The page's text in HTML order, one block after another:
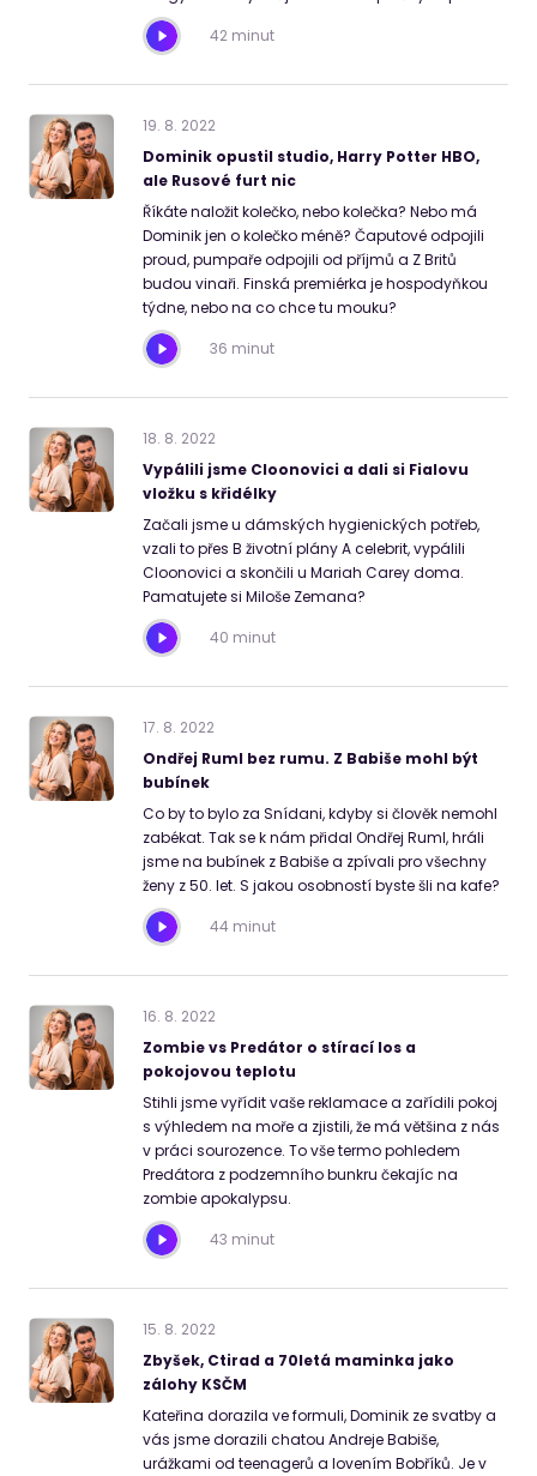
42 minut
19. 8. 2022
Dominik opustil studio, Harry Potter HBO,
ale Rusové furt nic
Říkáte naložit kolečko, nebo kolečka? Nebo má
Dominik jen o kolečko méně? Čaputové odpojili
proud, pumpaře odpojili od příjmů a Z Britů
budou vinaři. Finská premiérka je hospodyňkou
týdne, nebo na co chce tu mouku?
36 minut
18. 8. 2022
Vypálili jsme Cloonovici a dali si Fialovu
vložku s křidélky
Začali jsme u dámských hygienických potřeb,
vzali to přes B životní plány A celebrit, vypálili
Cloonovici a skončili u Mariah Carey doma.
Pamatujete si Miloše Zemana?
40 minut
17. 8. 2022
Ondřej Ruml bez rumu. Z Babiše mohl být
bubínek
Co by to bylo za Snídani, kdyby si člověk nemohl
zabékat. Tak se k nám přidal Ondřej Ruml, hráli
jsme na bubínek z Babiše a zpívali pro všechny
ženy z 50. let. S jakou osobností byste šli na kafe?
44 minut
16. 8. 2022
Zombie vs Predátor o stírací los a
pokojovou teplotu
Stihli jsme vyřídit vaše reklamace a zařídili pokoj
s výhledem na moře a zjistili, že má většina z nás
v práci sourozence. To vše termo pohledem
Predátora z podzemního bunkru čekajíc na
zombie apokalypsu.
43 minut
15. 8. 2022
Zbyšek, Ctirad a 70letá maminka jako
zálohy KSČM
Kateřina dorazila ve formuli, Dominik ze svatby a
vás jsme dorazili chatou Andreje Babiše,
urážkami od teenagerů a lovením Bobříků. Je v